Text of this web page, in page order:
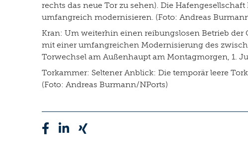
rechts das neue Tor zu sehen). Die
umfangreich modernisieren. (Foto: Andreas
Kran: Um weiterhin einen reibungslosen Betrieb der
mit einer umfangreichen Modernisierung des
Torwechsel am Außenhaupt am Montagmorgen, 1.
Torkammer: Seltener Anblick: Die temporär leere
(Foto: Andreas Burmann/NPorts)